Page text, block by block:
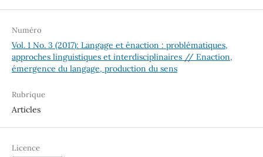
Numéro
Vol. 1 No. 3 (2017): Langage et énaction : problématiques,
approches linguistiques et interdisciplinaires // Enaction,
émergence du langage, production du sens
Rubrique
Articles
Licence